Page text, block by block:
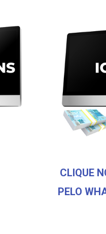
CLIQUE
PELO